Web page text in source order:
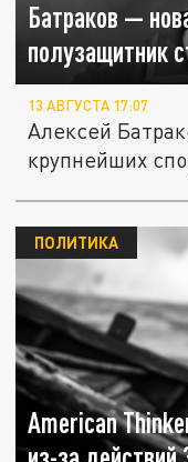
Батраков —
полузащитник
13 АВГУСТА 17:07
Алексей
крупнейших
American
ПОЛИТИКА